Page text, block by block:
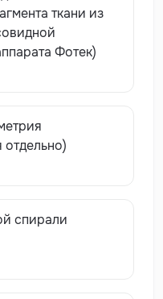
ткани из
Фотек)
отдельно)
спирали